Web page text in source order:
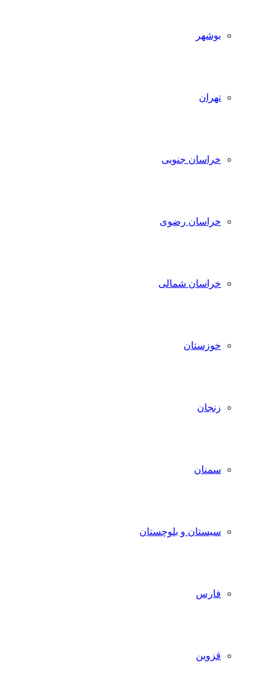
بوشهر
تهران
خراسان جنوبی
خراسان رضوی
خراسان شمالی
خوزستان
زنجان
سمنان
سیستان و بلوچستان
فارس
قزوین